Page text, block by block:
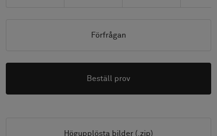
Förfrågan
Beställ prov
Högupplösta bilder (.zip)